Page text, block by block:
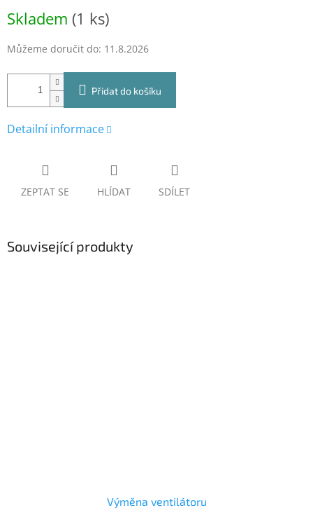
cena:
Skladem (1 ks)
Můžeme doručit do: 11.8.2026
Přidat do košíku
Detailní informace
ZEPTAT SE HLÍDAT SDÍLET
Související produkty
Výměna ventilátoru